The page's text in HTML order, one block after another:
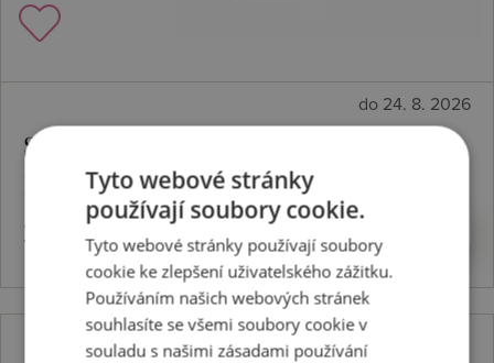
do 24. 8. 2026
Stříbrný pozlacený řetízek x Jac Jossa
Embrace CH101
3495 Kč
Koupit
Tyto webové stránky
používají soubory cookie.
Tyto webové stránky používají soubory
cookie ke zlepšení uživatelského zážitku.
Používáním našich webových stránek
souhlasíte se všemi soubory cookie v
souladu s našimi zásadami používání